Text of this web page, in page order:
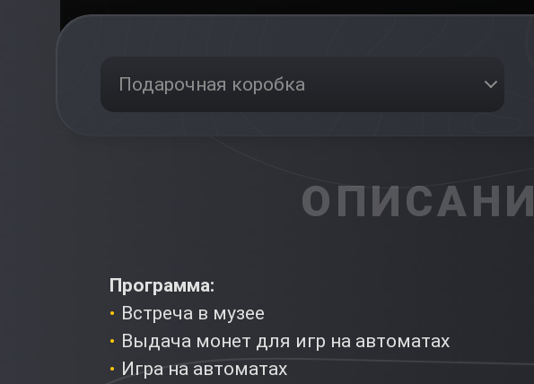
Подарочная коробка
Программа:
Встреча в музее
Выдача монет для игр на автоматах
Игра на автоматах